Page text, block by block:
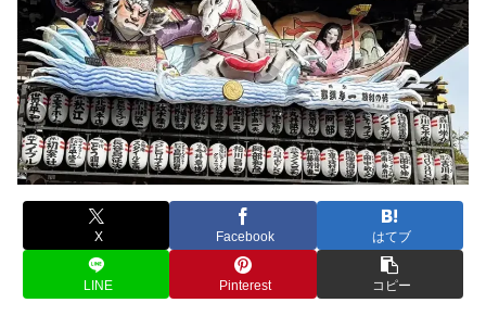
X Facebook はてブ
LINE Pinterest コピー